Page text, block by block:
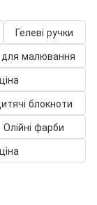
Гелеві ручки
малювання
блокноти
Олійні фарби